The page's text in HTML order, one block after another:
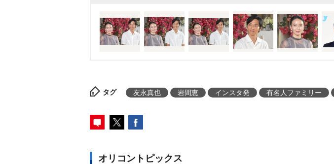
タグ 友永真也 間恵 インスタ発 有名人ファミリー
オリコントピックス